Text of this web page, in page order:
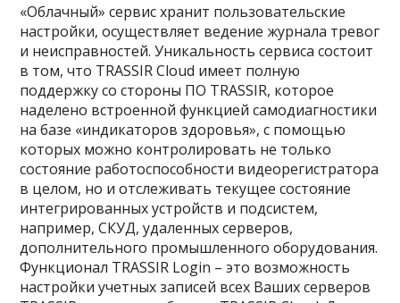
«Облачный» сервис хранит пользовательские
настройки, осуществляет ведение журнала тревог
и неисправностей. Уникальность сервиса состоит
в том, что TRASSIR Cloud имеет полную
поддержку со стороны ПО TRASSIR, которое
наделено встроенной функцией самодиагностики
на базе «индикаторов здоровья», с помощью
которых можно контролировать не только
состояние работоспособности видеорегистратора
в целом, но и отслеживать текущее состояние
интегрированных устройств и подсистем,
например, СКУД, удаленных серверов,
дополнительного промышленного оборудования.
Функционал TRASSIR Login – это возможность
настройки учетных записей всех Ваших серверов